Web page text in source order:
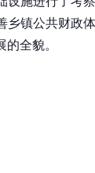
乡镇公共财政
全貌。